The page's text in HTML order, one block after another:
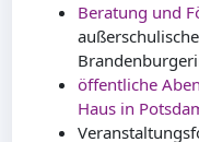
Beratung und
öffentliche
Haus in